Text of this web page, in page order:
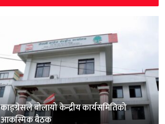
काङ्ग्रेसले बोलायो केन्द्रीय कार्यसमितिको
आकस्मिक बैठक